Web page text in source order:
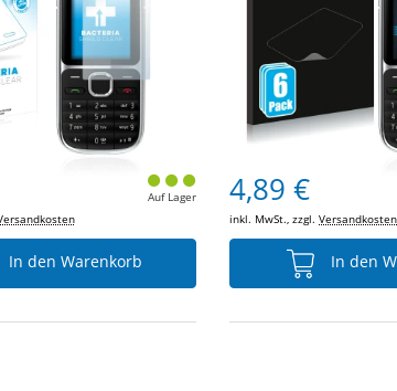
Auf Lager
In den Warenkorb
4,89 €
inkl. MwSt., zzgl.Versandkosten
In den